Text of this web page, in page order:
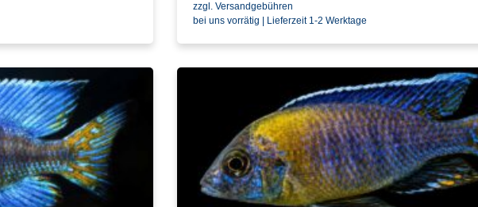
zzgl. Versandgebühren
bei uns vorrätig | Lieferzeit 1-2 Werktage